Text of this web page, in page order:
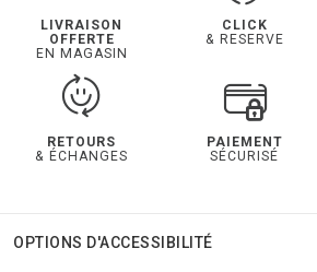
LIVRAISON
OFFERTE
EN MAGASIN
CLICK
& RESERVE
RETOURS
& ÉCHANGES
PAIEMENT
SÉCURISÉ
OPTIONS D'ACCESSIBILITÉ